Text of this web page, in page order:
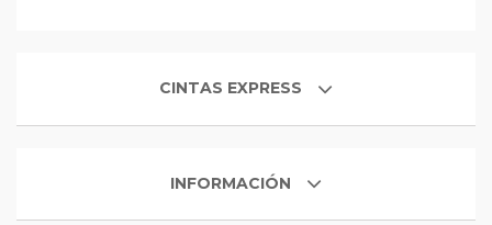
CINTAS EXPRESS
INFORMACIÓN